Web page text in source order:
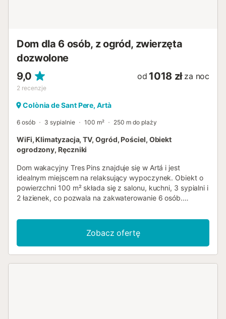
Dom dla 6 osób, z ogród, zwierzęta
dozwolone
9,0
2 recenzje
od 1018 zł za noc
Colònia de Sant Pere, Artà
6 osób 3 sypialnie 100 m² 250 m do plaży
WiFi, Klimatyzacja, TV, Ogród, Pościel, Obiekt
ogrodzony, Ręczniki
Dom wakacyjny Tres Pins znajduje się w Artá i jest
idealnym miejscem na relaksujący wypoczynek. Obiekt o
powierzchni 100 m² składa się z salonu, kuchni, 3 sypialni i
2 łazienek, co pozwala na zakwaterowanie 6 osób.
klimatyzację oraz pralkę. Dostępne są również łóżeczko
dla dziecka i krzesełko do karmienia. Dom wakacyjny
posiada prywatną część zewnętrzną z ogrodem,
otwartym tarasem, zadaszonym tarasem i grillem.
Zobacz ofertę